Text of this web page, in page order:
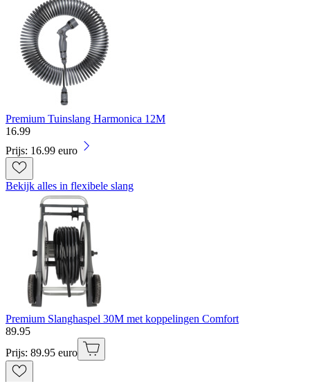
Premium Tuinslang Harmonica 12M
16.99
Prijs: 16.99 euro
Bekijk alles in flexibele slang
Premium Slanghaspel 30M met koppelingen Comfort
89.95
Prijs: 89.95 euro